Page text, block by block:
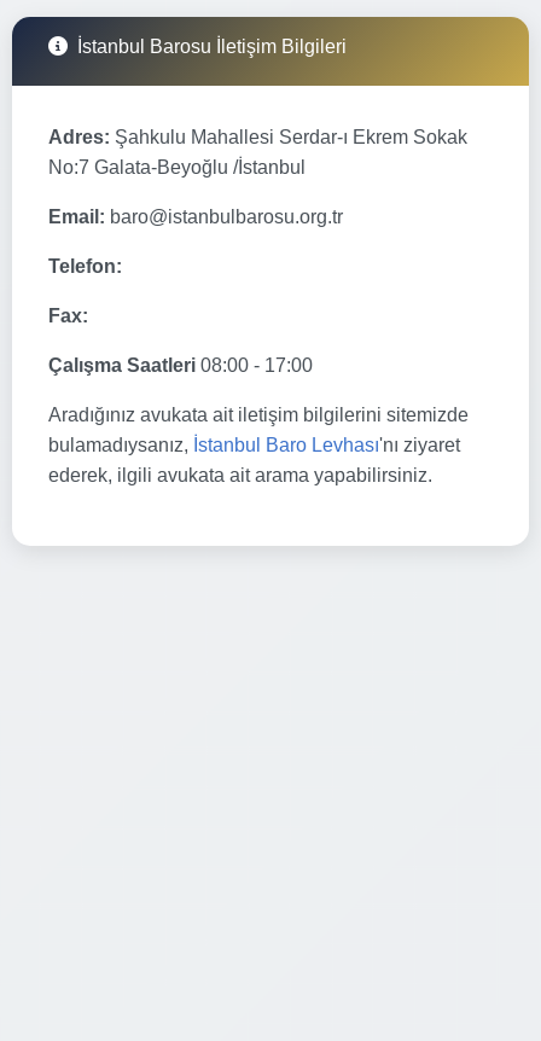
İstanbul Barosu İletişim Bilgileri
Adres: Şahkulu Mahallesi Serdar-ı Ekrem Sokak
No:7 Galata-Beyoğlu /İstanbul
Email: baro@istanbulbarosu.org.tr
Telefon:
Fax:
Çalışma Saatleri 08:00 - 17:00
Aradığınız avukata ait iletişim bilgilerini sitemizde
bulamadıysanız, İstanbul Baro Levhası'nı ziyaret
ederek, ilgili avukata ait arama yapabilirsiniz.